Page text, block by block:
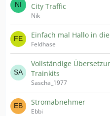
City Traffic
Nik
Einfach mal Hallo in
Feldhase
Vollständige
Trainkits
Sascha_1977
Stromabnehmer
Ebbi